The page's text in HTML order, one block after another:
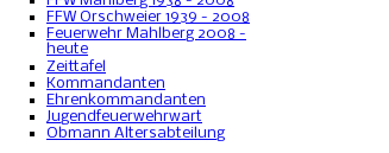
FFW Orschweier 1939 - 2008
Feuerwehr Mahlberg 2008 -
heute
Zeittafel
Kommandanten
Ehrenkommandanten
Jugendfeuerwehrwart
Obmann Altersabteilung